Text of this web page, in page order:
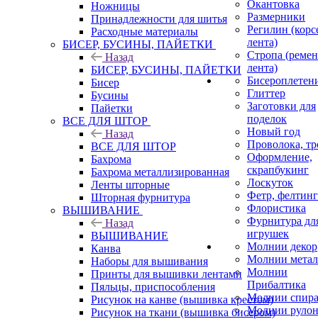
Окантовка
Размерники
Регилин
лента)
Стропа
лента)
Глиттер
Заготовки для
поделок
Новый год
Проволока,
Оформление,
скрапбукинг
Лоскуток
Фетр, фелтинг
Флористика
Фурнитура
игрушек
Молнии декор
Молнии
Молнии
Прибалтика
Молнии
Молнии
Ножницы
Принадлежности для шитья
Расходные материалы
БИСЕР, БУСИНЫ, ПАЙЕТКИ
Назад
БИСЕР, БУСИНЫ, ПАЙЕТКИ
Бисер
Бусины
Пайетки
ВСЕ ДЛЯ ШТОР
Назад
ВСЕ ДЛЯ ШТОР
Бахрома
Бахрома металлизированная
Ленты шторные
Шторная фурнитура
ВЫШИВАНИЕ
Назад
ВЫШИВАНИЕ
Канва
Наборы для вышивания
Принты для вышивки лентами
Пяльцы, приспособления
Рисунок на канве (вышивка крестом)
Рисунок на ткани (вышивка бисером)